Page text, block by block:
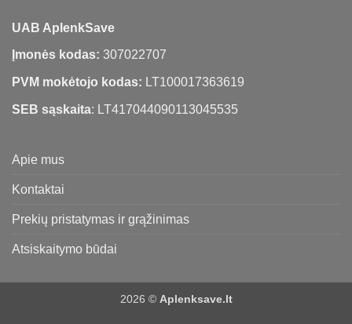
UAB AplenkSave
Įmonės kodas: 307022707
PVM mokėtojo kodas: LT100017363619
SEB sąskaita: LT417044090113045535
Apie mus
Kontaktai
Prekių pristatymas ir grąžinimas
Atsiskaitymo būdai
2026 © Aplenksave.lt